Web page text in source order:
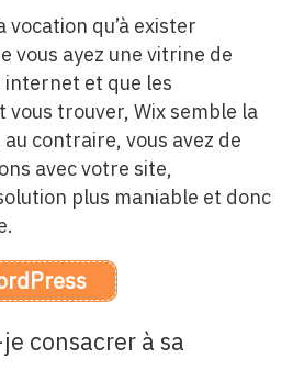
vocation qu’à exister
vous ayez une vitrine de
et que les
trouver, Wix semble la
contraire, vous avez de
avec votre site,
plus maniable et donc
consacrer à sa